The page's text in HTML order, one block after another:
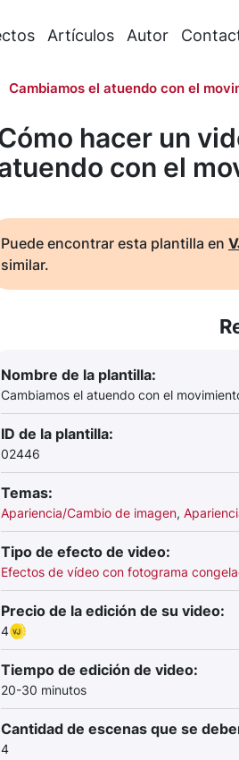
Artículos Autor
Cambiamos el atuendo con el
hacer un
con el
Puede encontrar esta plantilla en
similar.
Nombre de la plantilla:
Cambiamos el atuendo con el
ID de la plantilla:
02446
Temas:
Apariencia/Cambio de imagen,
Tipo de efecto de video:
Efectos de vídeo con fotograma
Precio de la edición de su video:
4
Tiempo de edición de video:
20-30 minutos
Cantidad de escenas que se
4